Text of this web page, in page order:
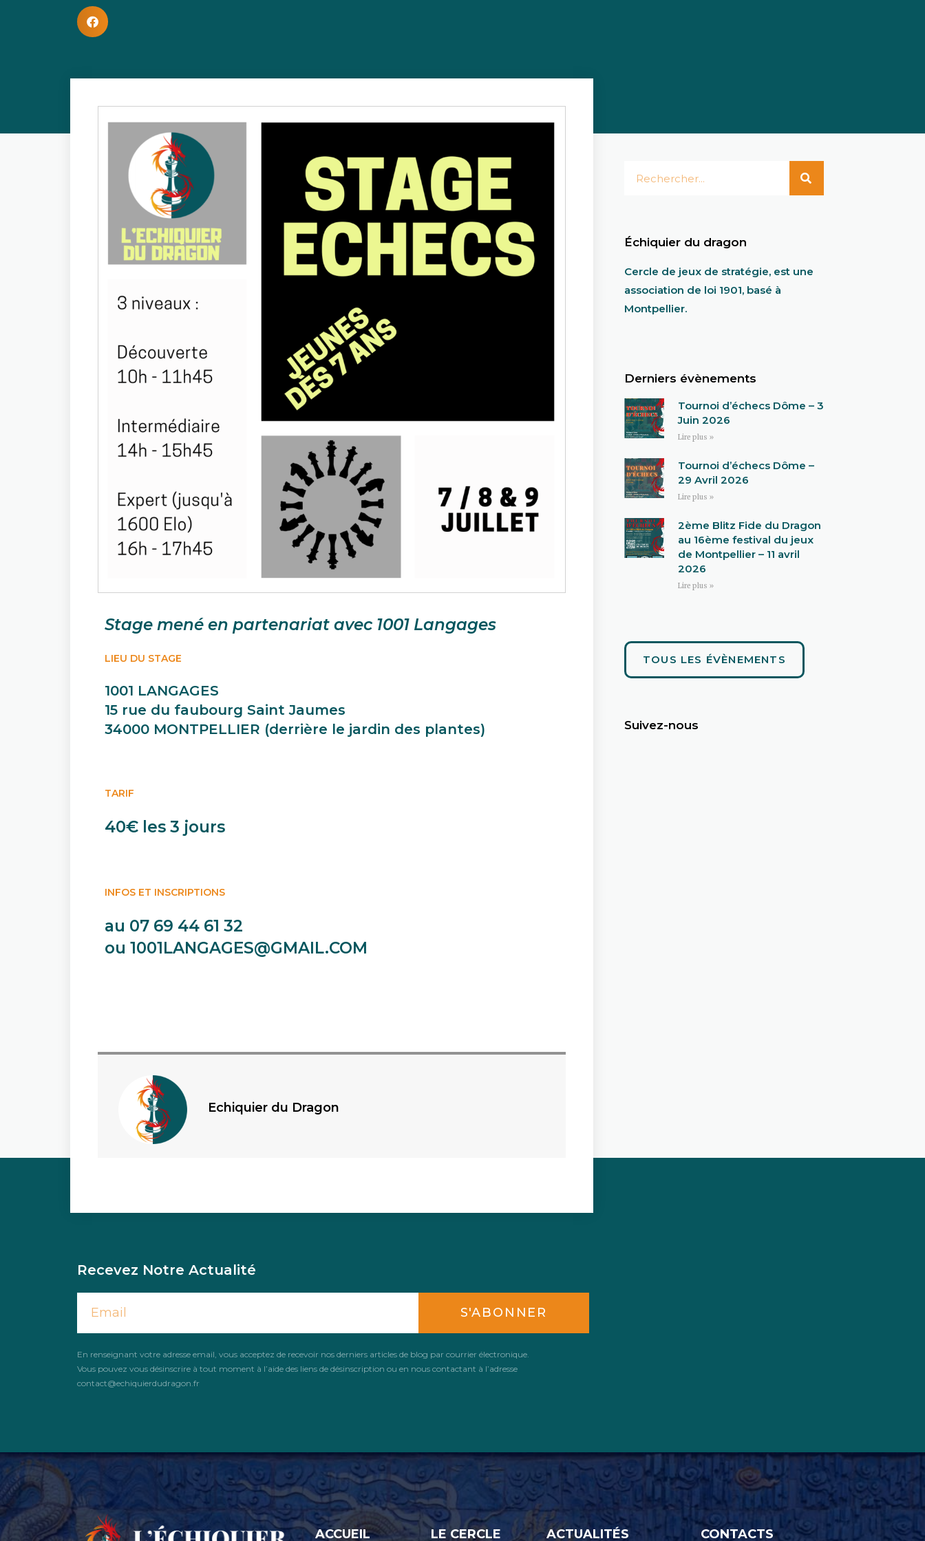
Stage mené en partenariat avec 1001 Langages
LIEU DU STAGE
1001 LANGAGES
15 rue du faubourg Saint Jaumes
34000 MONTPELLIER (derrière le jardin des plantes)
TARIF
40€ les 3 jours
INFOS ET INSCRIPTIONS
au 07 69 44 61 32
ou 1001LANGAGES@GMAIL.COM
Echiquier du Dragon
Échiquier du dragon
Cercle de jeux de stratégie, est une
association de loi 1901, basé à
Montpellier.
Derniers évènements
Tournoi d’échecs Dôme – 3
Juin 2026
Lire plus »
Tournoi d’échecs Dôme –
29 Avril 2026
Lire plus »
2ème Blitz Fide du Dragon
au 16ème festival du jeux
de Montpellier – 11 avril
2026
Lire plus »
TOUS LES ÉVÈNEMENTS
Suivez-nous
Recevez Notre Actualité
S'ABONNER
En renseignant votre adresse email, vous acceptez de recevoir nos derniers articles de blog par courrier électronique.
Vous pouvez vous désinscrire à tout moment à l’aide des liens de désinscription ou en nous contactant à l’adresse
contact@echiquierdudragon.fr
ACCUEIL LE CERCLE ACTUALITÉS CONTACTS